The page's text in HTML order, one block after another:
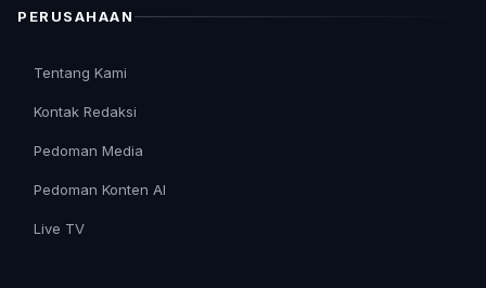
PERUSAHAAN
Tentang Kami
Kontak Redaksi
Pedoman Media
Pedoman Konten AI
Live TV